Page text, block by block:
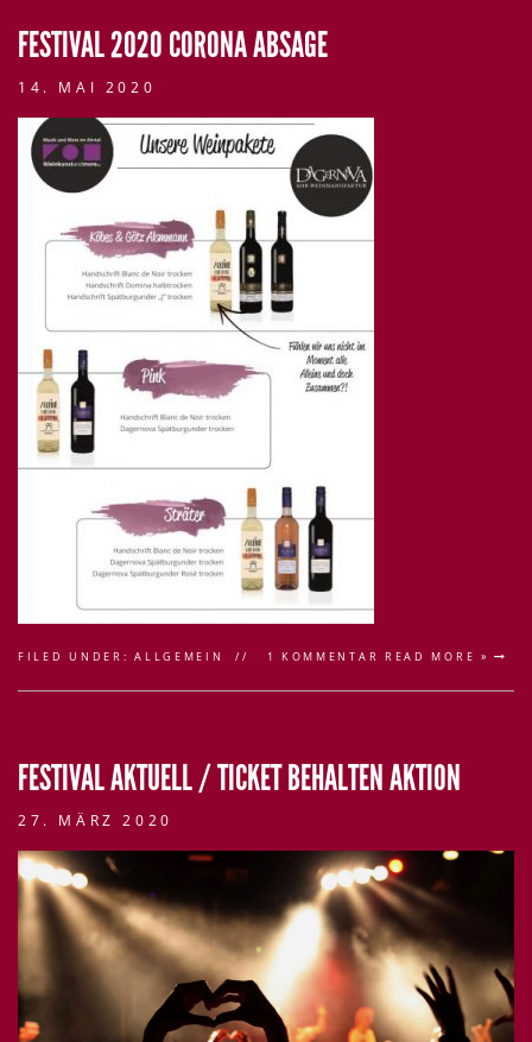
FESTIVAL 2020 CORONA ABSAGE
14. MAI 2020
FILED UNDER:ALLGEMEIN 1 KOMMENTAR READ MORE »
FESTIVAL AKTUELL / TICKET BEHALTEN AKTION
27. MÄRZ 2020